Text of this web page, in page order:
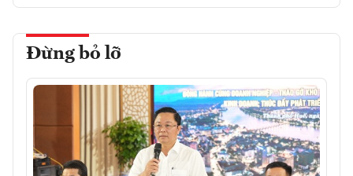
Đừng bỏ lỡ